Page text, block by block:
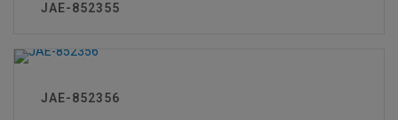
JAE-852355
JAE-852356